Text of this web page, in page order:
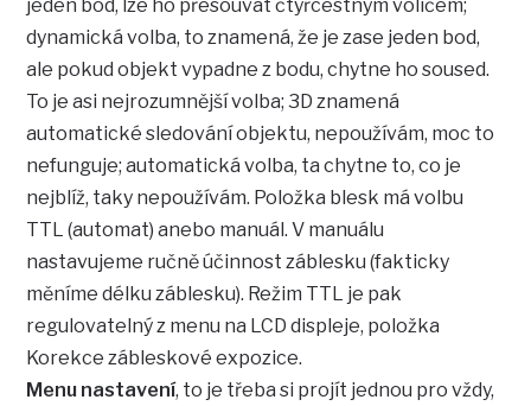
jeden bod, lze ho přesouvat čtyřcestným voličem;
dynamická volba, to znamená, že je zase jeden bod,
ale pokud objekt vypadne z bodu, chytne ho soused.
To je asi nejrozumnější volba; 3D znamená
automatické sledování objektu, nepoužívám, moc to
nefunguje; automatická volba, ta chytne to, co je
nejblíž, taky nepoužívám. Položka blesk má volbu
TTL (automat) anebo manuál. V manuálu
nastavujeme ručně účinnost záblesku (fakticky
měníme délku záblesku). Režim TTL je pak
regulovatelný z menu na LCD displeje, položka
Korekce zábleskové expozice.
Menu nastavení, to je třeba si projít jednou pro vždy,